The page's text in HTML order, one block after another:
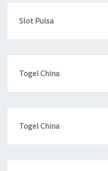
Slot Pulsa
Togel China
Togel China